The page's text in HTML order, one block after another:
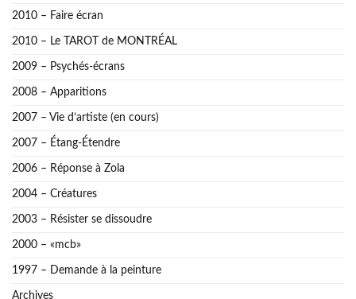
2010 – Faire écran
2010 – Le TAROT de MONTRÉAL
2009 – Psychés-écrans
2008 – Apparitions
2007 – Vie d’artiste (en cours)
2007 – Étang-Étendre
2006 – Réponse à Zola
2004 – Créatures
2003 – Résister se dissoudre
2000 – «mcb»
1997 – Demande à la peinture
Archives